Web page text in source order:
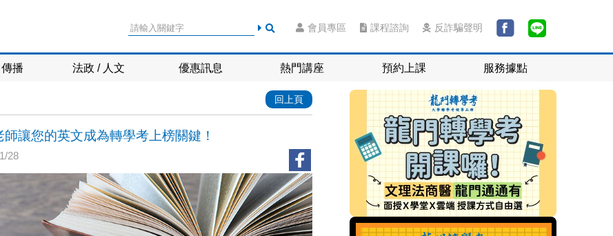
會員專區 課程諮詢 反詐騙聲明
播 法政 / 人文 優惠訊息 熱門講座 預約上課 服務據點
回上頁
讓您的英文成為轉學考上榜關鍵！
28